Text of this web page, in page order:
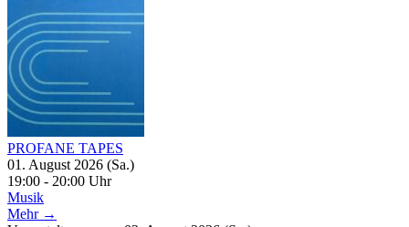
PROFANE TAPES
01. August 2026 (Sa.)
19:00 - 20:00 Uhr
Musik
Mehr →